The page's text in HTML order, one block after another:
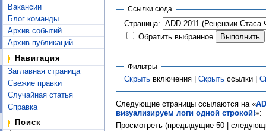
Вакансии
Блог команды
Архив событий
Архив публикаций
Навигация
Заглавная страница
Свежие правки
Случайная статья
Справка
Поиск
Ссылки сюда
Страница:
Обратить выбранное
Фильтры
Скрыть включения | Скрыть ссылки |
Следующие страницы ссылаются на «
визуализируем логи одной строкой!»:
Просмотреть (предыдущие 50 |